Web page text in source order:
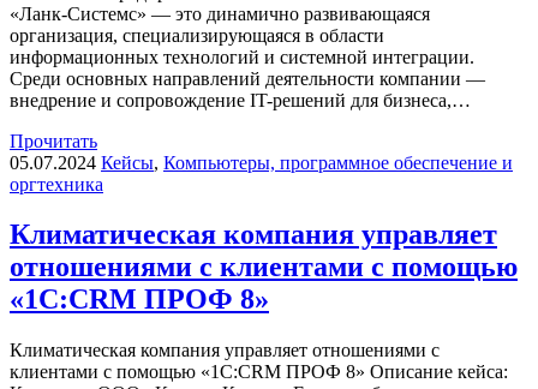
«Ланк-Системс» — это динамично развивающаяся
организация, специализирующаяся в области
информационных технологий и системной интеграции.
Среди основных направлений деятельности компании —
внедрение и сопровождение IT-решений для бизнеса,…
Прочитать
05.07.2024 Кейсы, Компьютеры, программное обеспечение и
оргтехника
Климатическая компания управляет
отношениями с клиентами с помощью
«1С:CRM ПРОФ 8»
Климатическая компания управляет отношениями с
клиентами с помощью «1С:CRM ПРОФ 8» Описание кейса: